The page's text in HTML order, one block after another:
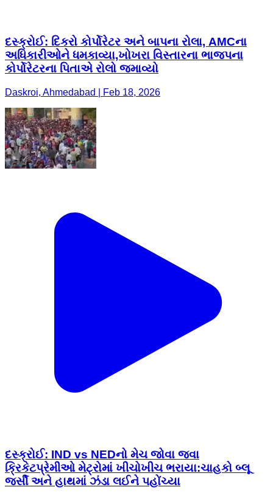
દસ્ક્રોઈ: દિકરો કોર્પોરેટર અને બાપના રોલા, AMCના
અધિકારીઓને ધમકાવ્યા,ખોખરા વિસ્તારના ભાજપના
કોર્પોરેટરના પિતાએ રોલો જમાવ્યો
Daskroi, Ahmedabad | Feb 18, 2026
દસ્ક્રોઈ: IND vs NEDનો મેચ જોવા જવા
ક્રિકેટપ્રેમીઓ મેટ્રોમાં ખીચોખીચ ભરાયા:ચાહકો બ્લૂ
જર્સી અને હાથમાં ઝંડા લઈને પહોંચ્યા